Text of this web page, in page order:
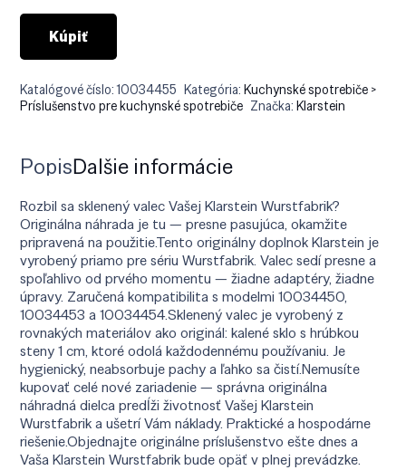
Kúpiť
Katalógové číslo:10034455 Kategória:Kuchynské spotrebiče >
Príslušenstvo pre kuchynské spotrebiče Značka:Klarstein
PopisĎalšie informácie
Rozbil sa sklenený valec Vašej Klarstein Wurstfabrik?
Originálna náhrada je tu — presne pasujúca, okamžite
pripravená na použitie.Tento originálny doplnok Klarstein je
vyrobený priamo pre sériu Wurstfabrik. Valec sedí presne a
spoľahlivo od prvého momentu — žiadne adaptéry, žiadne
úpravy. Zaručená kompatibilita s modelmi 10034450,
10034453 a 10034454.Sklenený valec je vyrobený z
rovnakých materiálov ako originál: kalené sklo s hrúbkou
steny 1 cm, ktoré odolá každodennému používaniu. Je
hygienický, neabsorbuje pachy a ľahko sa čistí.Nemusíte
kupovať celé nové zariadenie — správna originálna
náhradná dielca predĺži životnosť Vašej Klarstein
Wurstfabrik a ušetrí Vám náklady. Praktické a hospodárne
riešenie.Objednajte originálne príslušenstvo ešte dnes a
Vaša Klarstein Wurstfabrik bude opäť v plnej prevádzke.